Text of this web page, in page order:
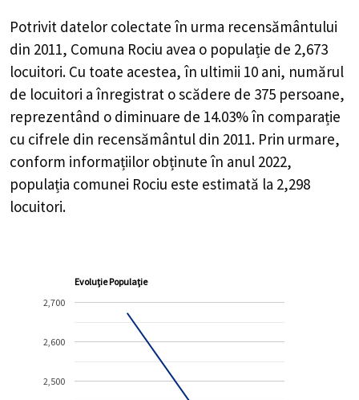
Potrivit datelor colectate în urma recensământului
din 2011, Comuna Rociu avea o populație de 2,673
locuitori. Cu toate acestea, în ultimii 10 ani, numărul
de locuitori a înregistrat oscădere de 375 persoane,
reprezentând o diminuare de 14.03%în comparație
cu cifrele din recensământul din 2011. Prin urmare,
conform informațiilor obținute în anul 2022,
populația comunei Rociu este estimată la 2,298
locuitori.
Evoluție Populație
2,500
2,600
2,700